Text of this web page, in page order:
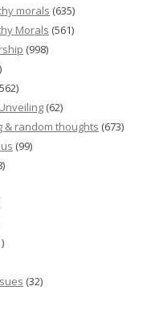
morals (635)
Morals (561)
(998)
(62)
& random thoughts (673)
(99)
(32)